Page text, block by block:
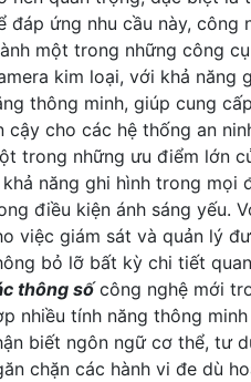
đáp ứng nhu cầu này, công
một trong những công
kim loại, với khả năng
thông minh, giúp cung
cậy cho các hệ thống an
trong những ưu điểm lớn
năng ghi hình trong mọi
điều kiện ánh sáng yếu.
việc giám sát và quản lý
bỏ lỡ bất kỳ chi tiết
thông sốcông nghệ mới
nhiều tính năng thông
biết ngôn ngữ cơ thể, tư
chặn các hành vi đe dù